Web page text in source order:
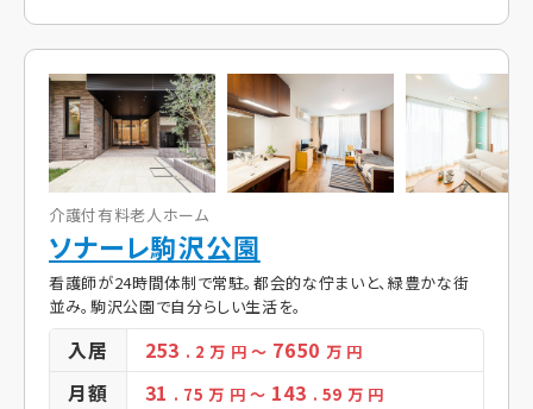
介護付有料老人ホーム
ソナーレ駒沢公園
看護師が24時間体制で常駐。都会的な佇まいと、緑豊かな街
並み。駒沢公園で自分らしい生活を。
入居 253 . 2万 円～ 7650 万 円
月額 31 . 75万 円 ～ 143 . 59 万 円